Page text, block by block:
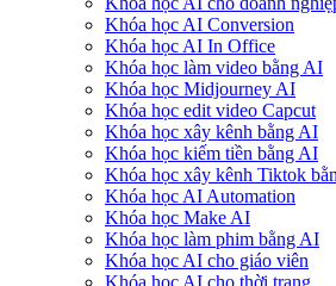
Khóa học AI Conversion
Khóa học AI In Office
Khóa học làm video bằng AI
Khóa học Midjourney AI
Khóa học edit video Capcut
Khóa học xây kênh bằng AI
Khóa học kiếm tiền bằng AI
Khóa học xây kênh Tiktok
Khóa học AI Automation
Khóa học Make AI
Khóa học làm phim bằng AI
Khóa học AI cho giáo viên
Khóa học AI cho thời trang